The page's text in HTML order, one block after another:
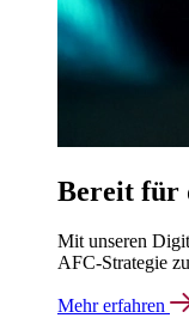
Bereit für
Mit unseren
AFC-Strategie
Mehr erfahren